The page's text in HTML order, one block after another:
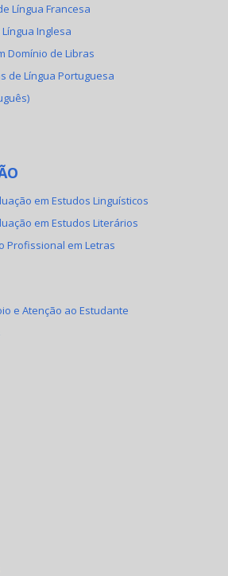
Língua Francesa
Inglesa
Domínio de Libras
de Língua Portuguesa
em Estudos Linguísticos
em Estudos Literários
Profissional em Letras
e Atenção ao Estudante